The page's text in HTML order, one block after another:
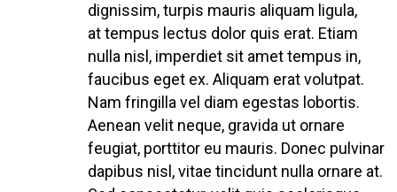
dignissim, turpis mauris aliquam ligula,
at tempus lectus dolor quis erat. Etiam
nulla nisl, imperdiet sit amet tempus in,
faucibus eget ex. Aliquam erat volutpat.
Nam fringilla vel diam egestas lobortis.
Aenean velit neque, gravida ut ornare
feugiat, porttitor eu mauris. Donec pulvinar
dapibus nisl, vitae tincidunt nulla ornare at.